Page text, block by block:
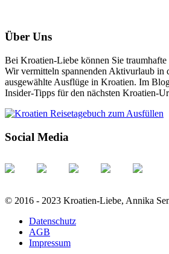
Über Uns
Bei Kroatien-Liebe können Sie
Wir vermitteln spannenden Aktivurlaub in
ausgewählte Ausflüge in Kroatien. Im
Insider-Tipps für den nächsten Kroatien-
Social Media
© 2016 - 2023 Kroatien-Liebe, Annika
Datenschutz
AGB
Impressum